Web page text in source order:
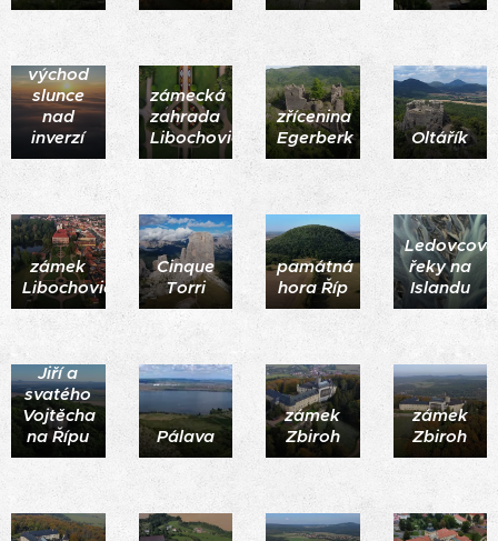
východ
slunce
nad
inverzí
zámecká
zahrada
Libochovice
zřícenina
Egerberk
Oltářík
zámek
Libochovice
Cinque
Torri
památná
hora Říp
Ledovcové
řeky na
Islandu
Rotunda
svatého
Jiří a
svatého
Vojtěcha
na Řípu
Pálava
zámek
Zbiroh
zámek
Zbiroh